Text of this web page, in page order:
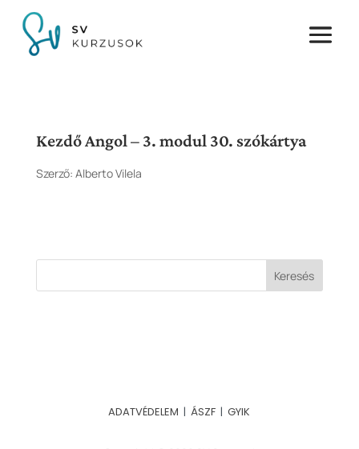
Kezdő Angol – 3. modul 30. szókártya
Szerző: Alberto Vilela
Keresés
ADATVÉDELEM | ÁSZF |GYIK